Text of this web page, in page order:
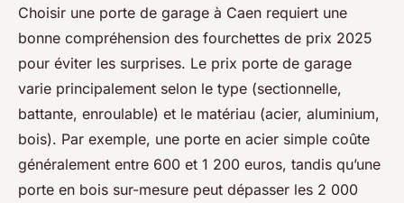
Choisir une porte de garage à Caen requiert une
bonne compréhension des fourchettes de prix 2025
pour éviter les surprises. Le prix porte de garage
varie principalement selon le type (sectionnelle,
battante, enroulable) et le matériau (acier, aluminium,
bois). Par exemple, une porte en acier simple coûte
généralement entre 600 et 1 200 euros, tandis qu’une
porte en bois sur-mesure peut dépasser les 2 000